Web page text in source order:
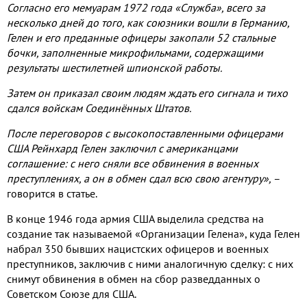
Согласно его мемуарам 1972 года «Служба», всего за
несколько дней до того, как союзники вошли в Германию,
Гелен и его преданные офицеры закопали 52 стальные
бочки, заполненные микрофильмами, содержащими
результаты шестилетней шпионской работы.
Затем он приказал своим людям ждать его сигнала и тихо
сдался войскам Соединённых Штатов.
После переговоров с высокопоставленными офицерами
США Рейнхард Гелен заключил с американцами
соглашение: с него сняли все обвинения в военных
преступлениях, а он в обмен сдал всю свою агентуру», –
говорится в статье.
В конце 1946 года армия США выделила средства на
создание так называемой «Организации Гелена», куда Гелен
набрал 350 бывших нацистских офицеров и военных
преступников, заключив с ними аналогичную сделку: с них
снимут обвинения в обмен на сбор разведданных о
Советском Союзе для США.